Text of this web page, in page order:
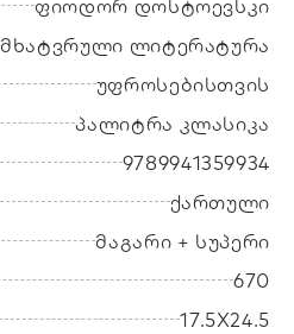
ფიოდორ დოსტოევსკი
მხატვრული ლიტერატურა
უფროსებისთვის
პალიტრა კლასიკა
9789941359934
ქართული
მაგარი + სუპერი
670
17.5X24.5